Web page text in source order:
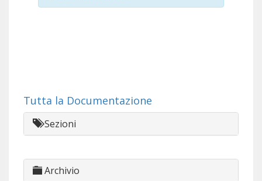
Tutta la Documentazione
Sezioni
Archivio